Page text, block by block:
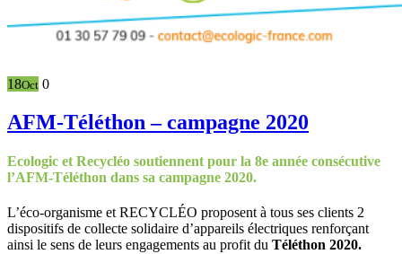
18Oct 0
AFM-Téléthon – campagne 2020
Ecologic et Recycléo soutiennent pour la 8e année consécutive
l’AFM-Téléthon dans sa campagne 2020.
L’éco-organisme et RECYCLÉO proposent à tous ses clients 2
dispositifs de collecte solidaire d’appareils électriques renforçant
ainsi le sens de leurs engagements au profit du Téléthon 2020.